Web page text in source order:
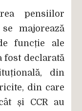
pensiilor
majorează
funcție ale
fost declarată
din
din care
și CCR au